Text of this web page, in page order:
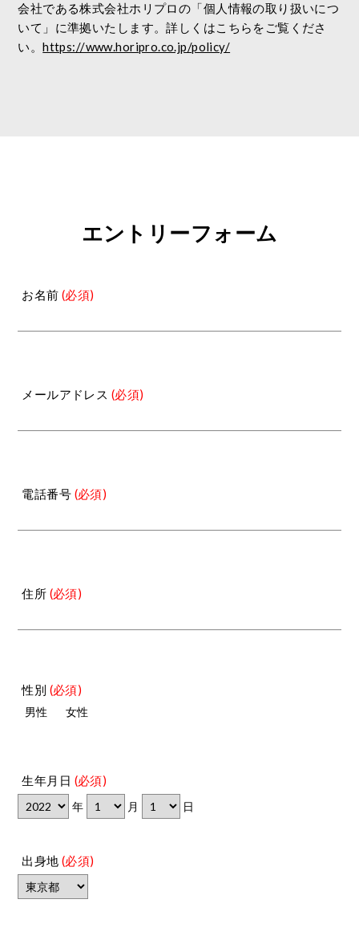
会社である株式会社ホリプロの「個人情報の取り扱いにつ
いて」に準拠いたします。詳しくはこちらをご覧くださ
い。https://www.horipro.co.jp/policy/
エントリーフォーム
お名前(必須)
メールアドレス (必須)
電話番号 (必須)
住所 (必須)
性別 (必須)
男性 女性
生年月日 (必須)
年 月 日
出身地(必須)